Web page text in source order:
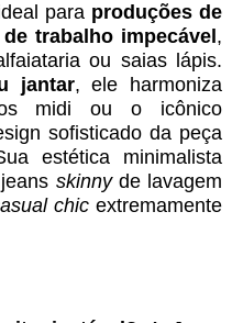
para produções de
de trabalho impecável ,
ou saias lápis.
jantar, ele harmoniza
midi ou o icônico
sofisticado da peça
estética minimalista
skinnyde lavagem
chic extremamente